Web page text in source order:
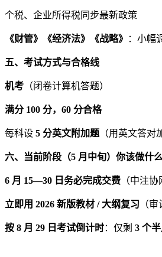
个税、企业所得税同步最新政策
《财管》《经济法》《战略》 ：小幅
五、考试方式与合格线
机考 （闭卷计算机答题）
满分 100 分，60 分合格
每科设 5 分英文附加题（用英文答对
六、当前阶段（5 月中旬）你该做什
6 月 15—30 日务必完成交费 （中注
立即用 2026 新版教材 / 大纲复习 （
按 8 月 29 日考试倒计时：仅剩 3 个半